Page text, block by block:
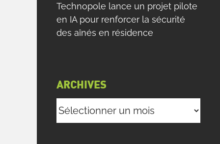
Technopole lance un projet pilote
en IA pour renforcer la sécurité
des aînés en résidence
ARCHIVES
Archives